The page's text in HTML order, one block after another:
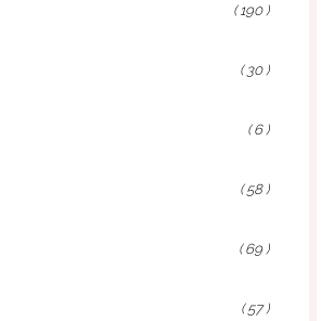
( 190 )
( 30 )
( 6 )
( 58 )
( 69 )
( 57 )